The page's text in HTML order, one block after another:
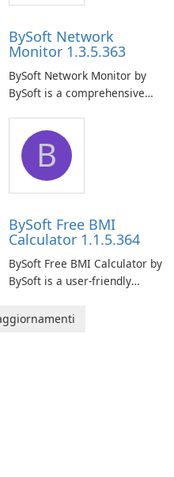
BySoft Network
Monitor 1.3.5.363
BySoft Network Monitor by
BySoft is a comprehensive
designed to help businesses
effectively manage their
network infrastructure.
B
BySoft Free BMI
Calculator 1.1.5.364
BySoft Free BMI Calculator by
BySoft is a user-friendly
designed to help you